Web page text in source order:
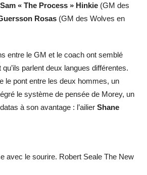
Sam « The Process » Hinkie (GM des
Rosas (GM des Wolves en
entre le GM et le coach ont semblé
parlent deux langues différentes.
le pont entre les deux hommes, un
le système de pensée de Morey, un
à son avantage : l’ailierShane
avec le sourire. Robert Seale The New